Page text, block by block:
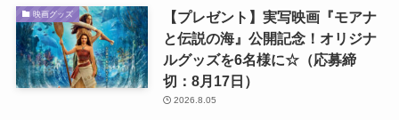
映画グッズ
【プレゼント】実写映画『モアナ
と伝説の海』公開記念！オリジナ
ルグッズを6名様に☆（応募締
切：8月17日）
2026.8.05